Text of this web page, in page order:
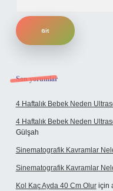
Son yorumlar
4 Haftalık Bebek Neden
4 Haftalık Bebek Neden
Gülşah
Sinematografik Kavramlar
Sinematografik Kavramlar
Kol Kaç Ayda 40 Cm Oluriçin